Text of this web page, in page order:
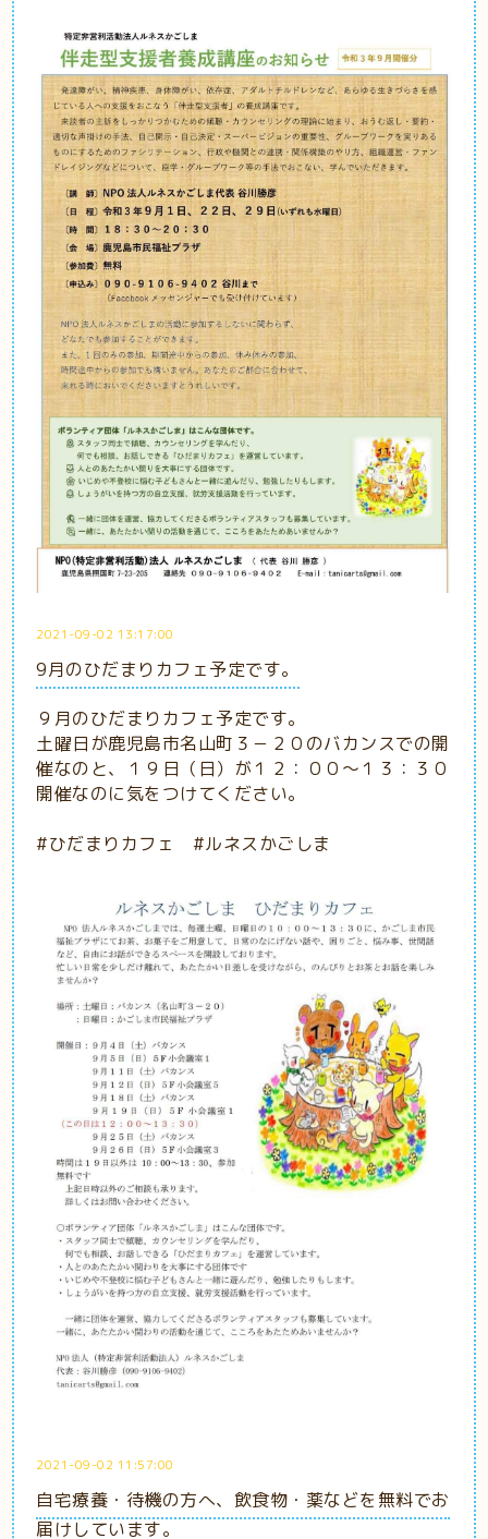
2021-09-02 13:17:00
9月のひだまりカフェ予定です。
９月のひだまりカフェ予定です。
土曜日が鹿児島市名山町３－２０のバカンスでの開
催なのと、１９日（日）が１２：００～１３：３０
開催なのに気をつけてください。
#ひだまりカフェ #ルネスかごしま
2021-09-02 11:57:00
自宅療養・待機の方へ、飲食物・薬などを無料でお
届けしています。